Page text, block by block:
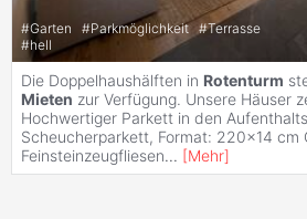
#Garten #Parkmöglichkeit #Terrasse
#hell
Die Doppelhaushälften in Rotenturm
Mieten zur Verfügung. Unsere Häuser
Hochwertiger Parkett in den
Scheucherparkett, Format: 220x14 cm
Feinsteinzeugfliesen... [Mehr]